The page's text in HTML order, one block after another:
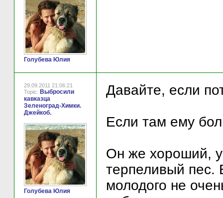
Голубева Юлия
29.09.2011 21:06:21
Topic: Выбросили
кавказца
Зеленоград-Химки.
Джейкоб.
Голубева Юлия
Давайте, если
Если там ему
Он же хороший,
терпеливый пес.
молодого не